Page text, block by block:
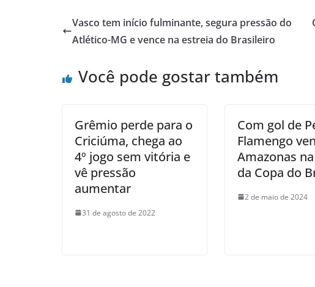
Vasco tem início fulminante, segura pressão do
Atlético-MG e vence na estreia do Brasileiro
Você pode gostar também
Grêmio perde para o
Criciúma, chega ao
4º jogo sem vitória e
vê pressão
aumentar
31 de agosto de 2022
Com gol de
Flamengo
Amazonas
da Copa do
2 de maio de 2024